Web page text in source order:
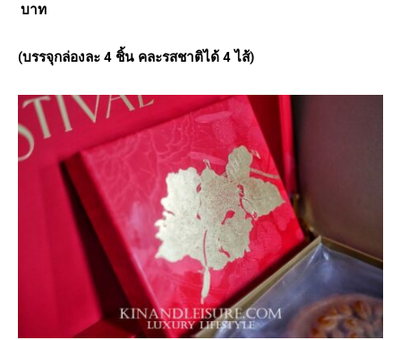
บาท
(บรรจุกล่องละ 4 ชิ้น คละรสชาติได้ 4 ไส้)